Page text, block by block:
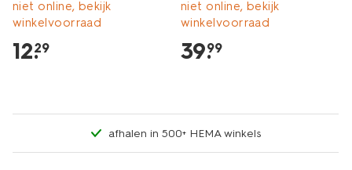
niet online, bekijk
winkelvoorraad
12.
29
niet online, bekijk
winkelvoorraad
39.
99
afhalen in 500+ HEMA winkels